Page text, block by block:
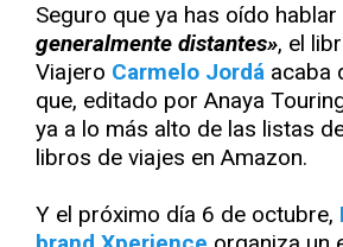
Seguro que ya has oído hablar
generalmente distantes», el
Viajero Carmelo Jordá acaba
que, editado por Anaya
ya a lo más alto de las listas
libros de viajes en Amazon.
Y el próximo día 6 de octubre,